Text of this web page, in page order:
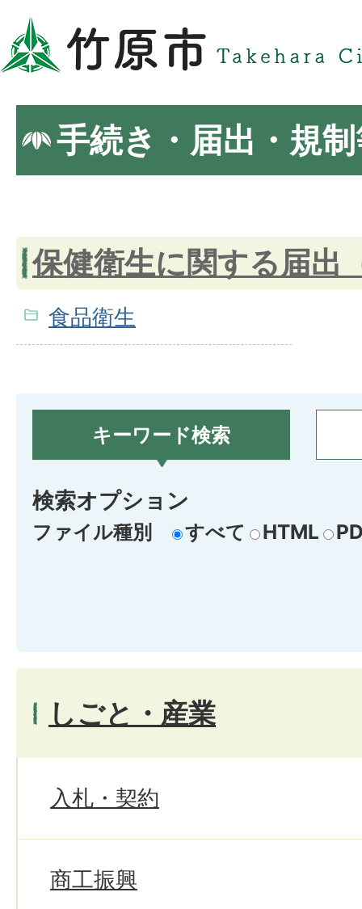
手続き・届出・規
保健衛生に関する届出
食品衛生
キーワード検索
検索オプション
ファイル種別 すべて HTML
しごと・産業
入札・契約
商工振興